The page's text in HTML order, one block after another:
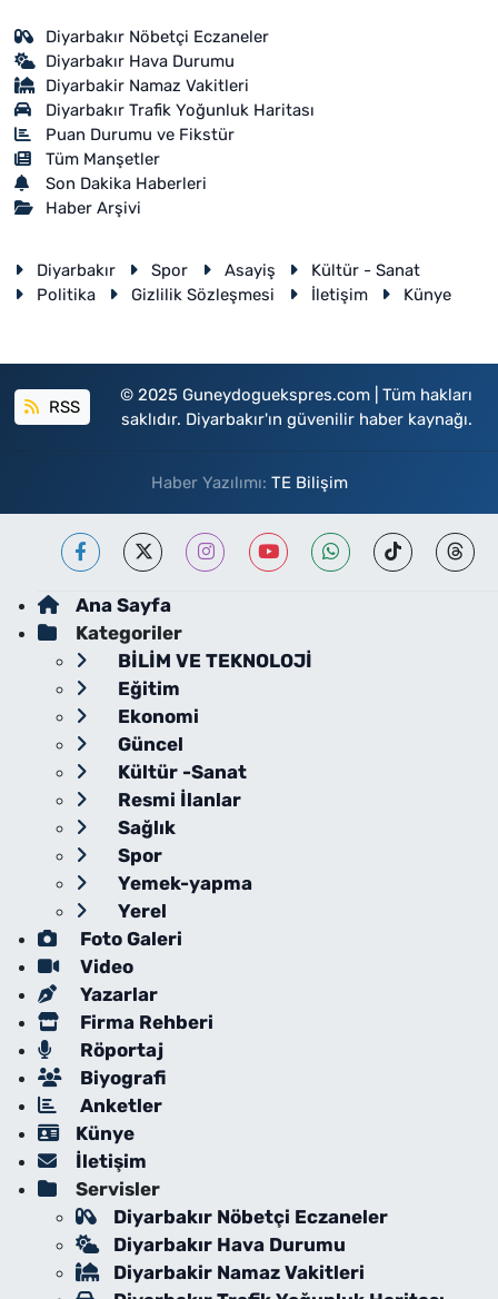
Diyarbakır Nöbetçi Eczaneler
Diyarbakır Hava Durumu
Diyarbakir Namaz Vakitleri
Diyarbakır Trafik Yoğunluk Haritası
Puan Durumu ve Fikstür
Tüm Manşetler
Son Dakika Haberleri
Haber Arşivi
Diyarbakır Spor Asayiş
Kültür - Sanat
Politika
Gizlilik Sözleşmesi İletişim Künye
RSS
© 2025 Guneydoguekspres.com | Tüm hakları
saklıdır. Diyarbakır'ın güvenilir haber kaynağı.
Haber Yazılımı: TE Bilişim
Ana Sayfa
Kategoriler
BİLİM VE TEKNOLOJİ
Eğitim
Ekonomi
Güncel
Kültür -Sanat
Resmi İlanlar
Sağlık
Spor
Yemek-yapma
Yerel
Foto Galeri
Video
Yazarlar
Firma Rehberi
Röportaj
Biyografi
Anketler
Künye
İletişim
Servisler
Diyarbakır Nöbetçi Eczaneler
Diyarbakır Hava Durumu
Diyarbakir Namaz Vakitleri